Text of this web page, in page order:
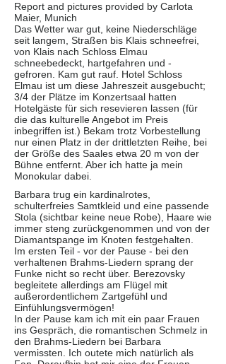
Report and pictures provided by Carlota
Maier, Munich
Das Wetter war gut, keine Niederschläge
seit langem, Straßen bis Klais schneefrei,
von Klais nach Schloss Elmau
schneebedeckt, hartgefahren und -
gefroren. Kam gut rauf. Hotel Schloss
Elmau ist um diese Jahreszeit ausgebucht;
3/4 der Plätze im Konzertsaal hatten
Hotelgäste für sich resevieren lassen (für
die das kulturelle Angebot im Preis
inbegriffen ist.) Bekam trotz Vorbestellung
nur einen Platz in der drittletzten Reihe, bei
der Größe des Saales etwa 20 m von der
Bühne entfernt. Aber ich hatte ja mein
Monokular dabei.
Barbara trug ein kardinalrotes,
schulterfreies Samtkleid und eine passende
Stola (sichtbar keine neue Robe), Haare wie
immer steng zurückgenommen und von der
Diamantspange im Knoten festgehalten.
Im ersten Teil - vor der Pause - bei den
verhaltenen Brahms-Liedern sprang der
Funke nicht so recht über. Berezovsky
begleitete allerdings am Flügel mit
außerordentlichem Zartgefühl und
Einfühlungsvermögen!
In der Pause kam ich mit ein paar Frauen
ins Gespräch, die romantischen Schmelz in
den Brahms-Liedern bei Barbara
vermissten. Ich outete mich natürlich als